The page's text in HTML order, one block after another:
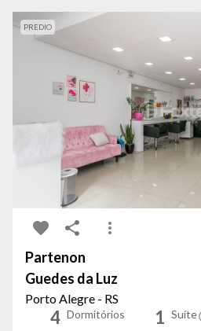
PREDIO
Partenon
Guedes da Luz
Porto Alegre - RS
4 Dormitórios 1 Suíte